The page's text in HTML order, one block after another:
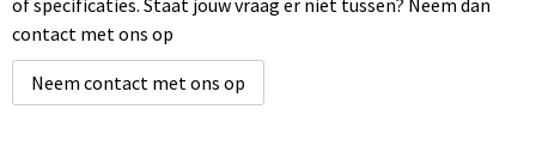
contact met ons op
Neem contact met ons op